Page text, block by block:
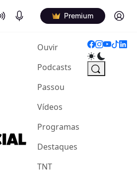
Air Podcasts Premium Log in
Ouvir(current)
Podcasts
Passou
Vídeos
Programas
Destaques
TNT